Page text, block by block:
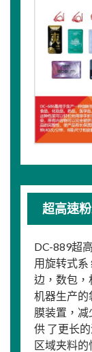
超高速
DC-889超
用旋转式
边，数包，
机器生产的
膜装置，
供 了更长
区域夹料的